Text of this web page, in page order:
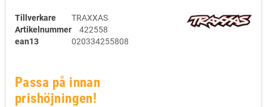
Tillverkare
TRAXXAS
Artikelnummer
422558
ean13
020334255808
Passa på innan
prishöjningen!